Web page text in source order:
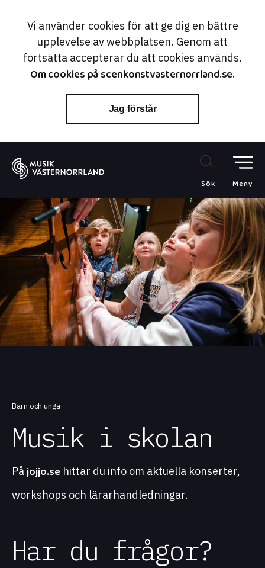
Vi använder cookies för att ge dig en bättre
upplevelse av webbplatsen. Genom att
fortsätta accepterar du att cookies används.
Om cookies på scenkonstvasternorrland.se.
Jag förstår
Sök Meny
Barn och unga
Musik i skolan
Påjojjo.se hittar du info om aktuella konserter,
workshops och lärarhandledningar.
Har du frågor?